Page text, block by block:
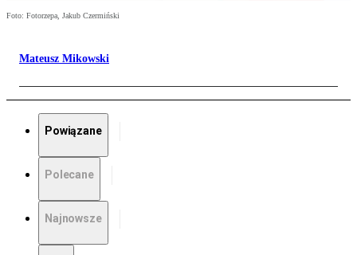
Foto: Fotorzepa, Jakub Czermiński
Mateusz Mikowski
Powiązane
Polecane
Najnowsze